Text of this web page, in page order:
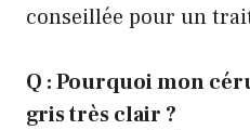
conseillée pour un
Q : Pourquoi mon
gris très clair ?